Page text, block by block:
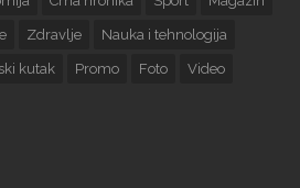
Zdravlje Nauka i tehnologija
kutak Promo Foto Video